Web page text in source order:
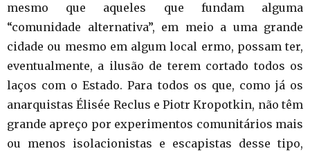
mesmo que aqueles que fundam alguma
“comunidade alternativa”, em meio a uma grande
cidade ou mesmo em algum local ermo, possam ter,
eventualmente, a ilusão de terem cortado todos os
laços com o Estado. Para todos os que, como já os
anarquistas Élisée Reclus e Piotr Kropotkin, não têm
grande apreço por experimentos comunitários mais
ou menos isolacionistas e escapistas desse tipo,